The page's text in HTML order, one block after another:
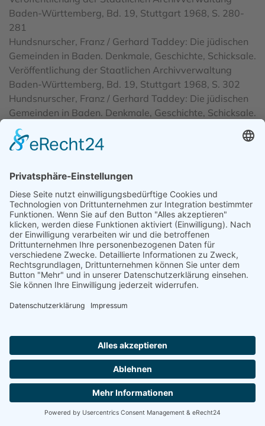
Baden-Württemberg, Bd. 19, Stuttgart 1968, S. 280-
281
Hundsnurscher, Franz / Gerhard Taddey: Die jüdischen
Gemeinden in Baden. Denkmale, Geschichte, Schicksale.
Veröffentlichung der Staatlichen Archivverwaltung
Baden-Württemberg, Bd. 19, Stuttgart 1968, S. 302
Hundsnurscher, Franz / Gerhard Taddey: Die jüdischen
Gemeinden in Baden. Denkmale, Geschichte, Schicksale.
Veröffentlichung der Staatlichen Archivverwaltung
Baden-Württemberg, Bd. 19, Stuttgart 1968, S. 302.
Gemeinden in Baden. Denkmale, Geschichte, Schicksale.
Veröffentlichung der Staatlichen Archivverwaltung
Baden-Württemberg, Bd. 19, Stuttgart 1968, S. 42
Hundsnurscher, Franz / Gerhard Taddey: Die jüdischen
Gemeinden in Baden. Denkmale, Geschichte, Schicksale.
Veröffentlichung der Staatlichen Archivverwaltung
Baden-Württemberg, Bd. 19, Stuttgart 1968, S. 45-46
Hundsnurscher, Franz / Gerhard Taddey: Die jüdischen
Gemeinden in Baden. Denkmale, Geschichte, Schicksale.
Baden-Württemberg, Bd. 19, Stuttgart 1968, S. 47-49
Gemeinden in Baden. Denkmale, Geschichte, Schicksale.
Veröffentlichung der Staatlichen Archivverwaltung
Baden-Württemberg, Bd. 19, Stuttgart 1968, S. 69-70
Hundsnurscher, Franz / Taddey, Gerhard: Die jüdischen
Gemeinde in Baden, Stuttgart 1968, S. 255-256
Hundsnurscher, Franz/Taddey, Gerhard: Die jüdischen